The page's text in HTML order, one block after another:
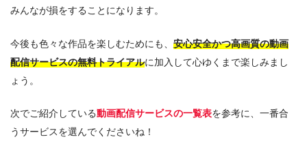
みんなが損をすることになります。
今後も色々な作品を楽しむためにも、 安心安全かつ高画質の動画
配信サービスの無料トライアルに加入して心ゆくまで楽しみまし
ょう。
次でご紹介している動画配信サービスの一覧表を参考に、一番合
うサービスを選んでくださいね！